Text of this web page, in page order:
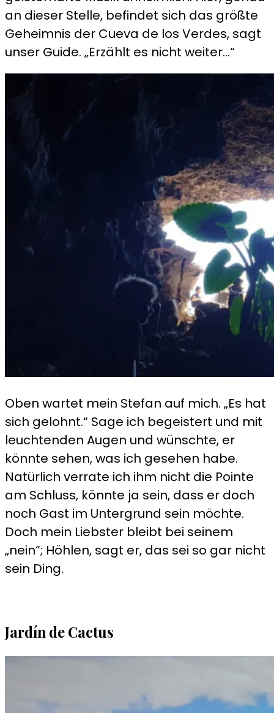
an dieser Stelle, befindet sich das größte
Geheimnis der Cueva de los Verdes, sagt
unser Guide. „Erzählt es nicht weiter…“
Oben wartet mein Stefan auf mich. „Es hat
sich gelohnt.“ Sage ich begeistert und mit
leuchtenden Augen und wünschte, er
könnte sehen, was ich gesehen habe.
Natürlich verrate ich ihm nicht die Pointe
am Schluss, könnte ja sein, dass er doch
noch Gast im Untergrund sein möchte.
Doch mein Liebster bleibt bei seinem
„nein“; Höhlen, sagt er, das sei so gar nicht
sein Ding.
Jardín de Cactus